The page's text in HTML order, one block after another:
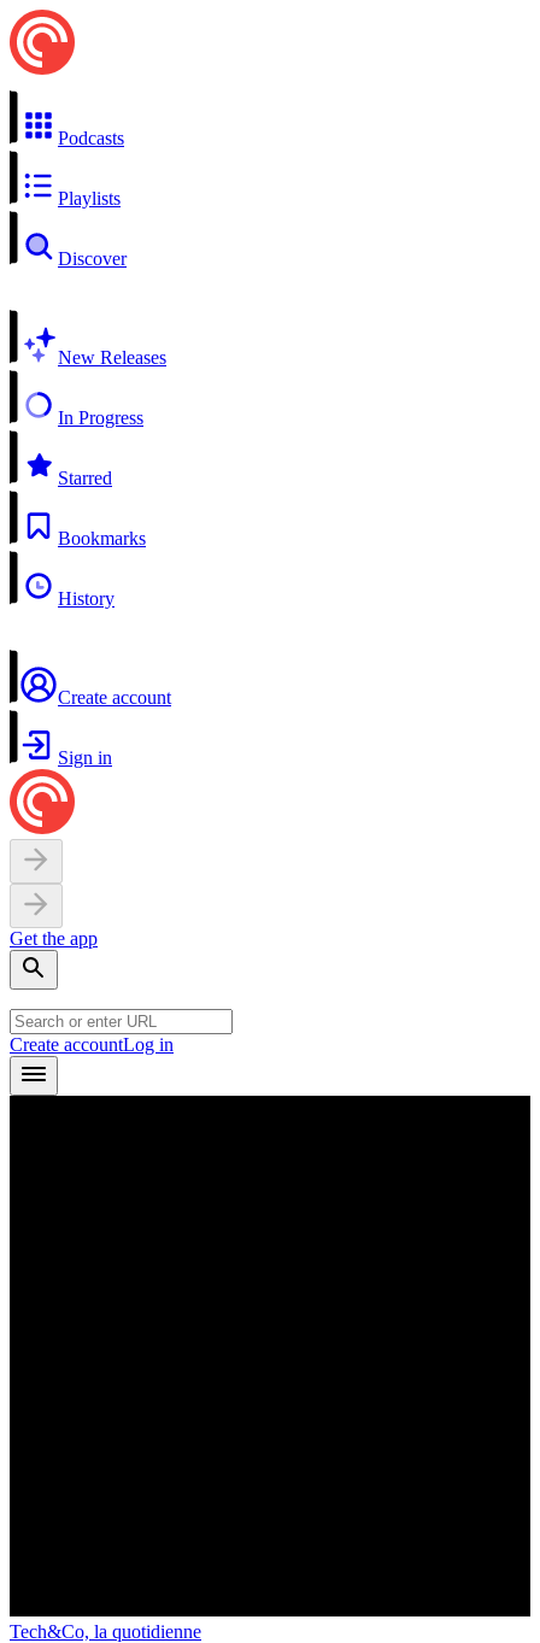
Podcasts
Playlists
Discover
New Releases
In Progress
Starred
Bookmarks
History
Create account
Sign in
Get the app
Create accountLog in
Tech&Co, la quotidienne